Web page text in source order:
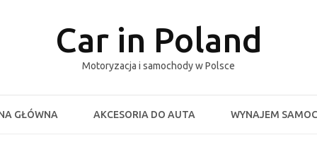
Car in Poland
Motoryzacja i samochody w Polsce
GŁÓWNA AKCESORIA DO AUTA WYNAJEM